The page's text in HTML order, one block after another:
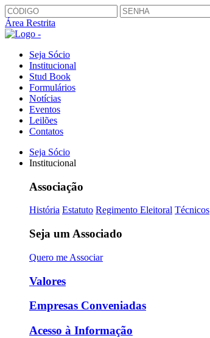
Área Restrita
Seja Sócio
Institucional
Stud Book
Formulários
Notícias
Eventos
Leilões
Contatos
Seja Sócio
Institucional
Associação
História Estatuto Regimento Eleitoral Técnicos
Seja um Associado
Quero me Associar
Valores
Empresas Conveniadas
Acesso à Informação